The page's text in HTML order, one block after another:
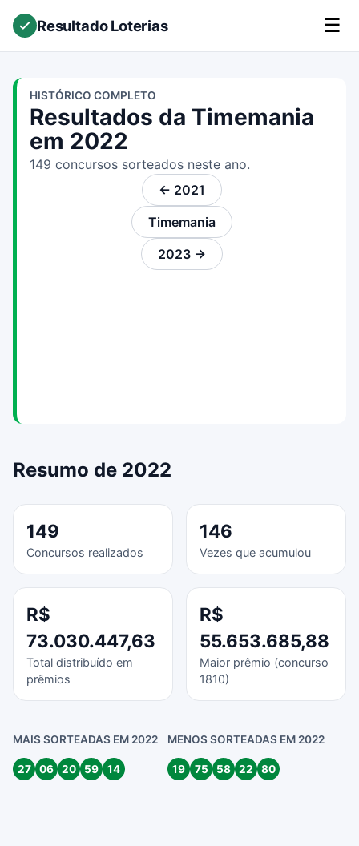
Resultado Loterias ☰
HISTÓRICO COMPLETO
Resultados da Timemania
em 2022
149 concursos sorteados neste ano.
← 2021
Timemania
2023 →
Resumo de 2022
149
Concursos realizados
146
Vezes que acumulou
R$
73.030.447,63
Total distribuído em
prêmios
R$
55.653.685,88
Maior prêmio (concurso
1810)
MAIS SORTEADAS EM 2022
27 06 20 59 14
MENOS SORTEADAS EM 2022
19 75 58 22 80